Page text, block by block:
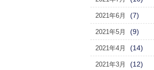
2021年6月 (7)
2021年5月 (9)
2021年4月 (14)
2021年3月 (12)